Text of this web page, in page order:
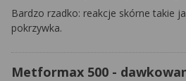
Bardzo rzadko: reakcje skórne takie
pokrzywka.
Metformax 500 -